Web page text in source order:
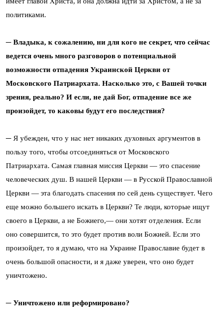
политиками.
─ Владыка, к сожалению, ни для кого не секрет, что сейчас
ведется очень много разговоров о потенциальной
возможности отпадения Украинской Церкви от
Московского Патриархата. Насколько это, с Вашей точки
зрения, реально? И если, не дай Бог, отпадение все же
произойдет, то каковы будут его последствия?
─ Я убежден, что у нас нет никаких духовных аргументов в
пользу того, чтобы отсоединяться от Московского
Патриархата. Самая главная миссия Церкви ― это спасение
человеческих душ. В нашей Церкви ― в Русской Православной
Церкви ― эта благодать спасения по сей день существует. Чего
еще можно большего искать в Церкви? Те люди, которые ищут
своего в Церкви, а не Божиего,― они хотят отделения. Если
оно совершится, то это будет против воли Божией. Если это
произойдет, то я думаю, что на Украине Православие будет в
очень большой опасности, и я даже уверен, что оно будет
уничтожено.
─ Уничтожено или реформировано?